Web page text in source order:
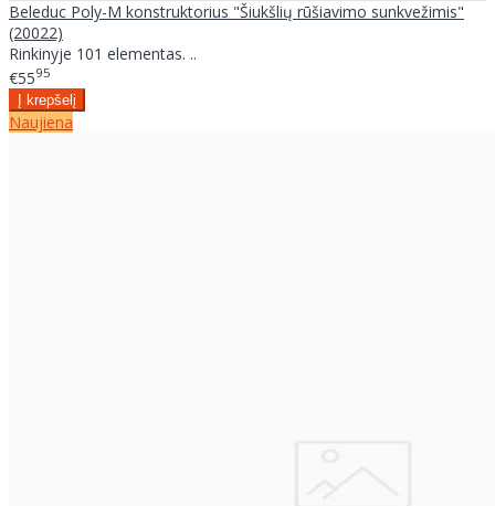
Beleduc Poly-M konstruktorius "Šiukšlių rūšiavimo sunkvežimis"
(20022)
Rinkinyje 101 elementas. ..
€5595
Naujiena